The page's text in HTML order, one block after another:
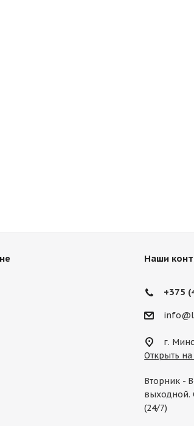
Наши
+375
г.
Открыть на
Вторник -
выходной.
(24/7)